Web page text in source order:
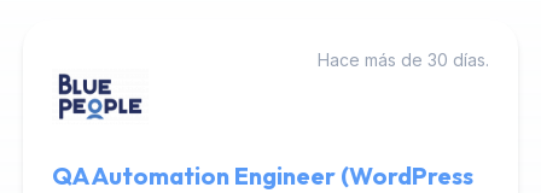
Hace más de 30 días.
QA Automation Engineer (WordPress